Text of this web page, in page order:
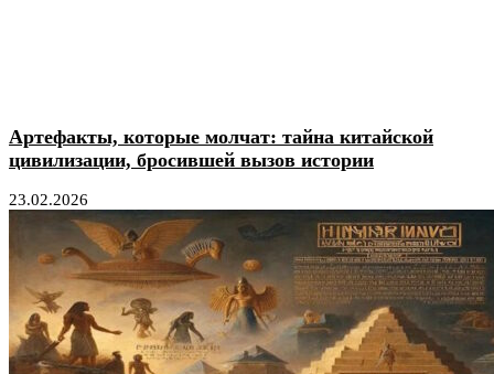
Артефакты, которые молчат: тайна китайской
цивилизации, бросившей вызов истории
23.02.2026